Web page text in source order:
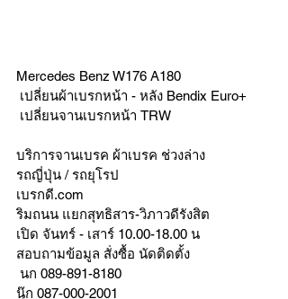
Mercedes Benz W176 A180
เปลี่ยนผ้าเบรกหน้า - หลัง Bendix Euro+
เปลี่ยนจานเบรกหน้า TRW
บริการจานเบรค ผ้าเบรค ช่วงล่าง
รถญี่ปุ่น / รถยุโรป
เบรกดี.com
ริมถนน แยกสุทธิสาร-วิภาวดีรังสิต
เปิด จันทร์ - เสาร์ 10.00-18.00 น
สอบถามข้อมูล สั่งซื้อ นัดติดตั้ง
นก 089-891-8180
นุ๊ก 087-000-2001